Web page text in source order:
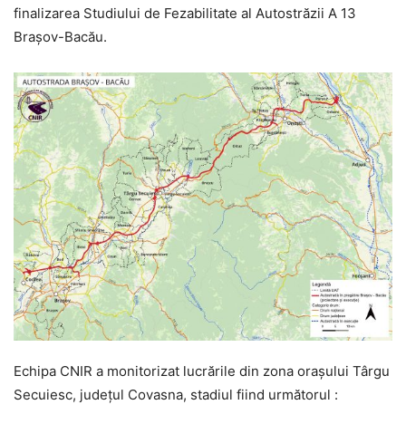
finalizarea Studiului de Fezabilitate al Autostrăzii A 13
Brașov-Bacău.
Echipa CNIR a monitorizat lucrările din zona orașului Târgu
Secuiesc, județul Covasna, stadiul fiind următorul :